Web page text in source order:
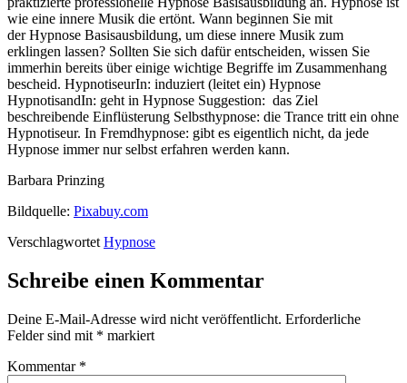
wie eine innere Musik die ertönt. Wann beginnen Sie mit
der Hypnose Basisausbildung, um diese innere Musik zum
erklingen lassen? Sollten Sie sich dafür entscheiden, wissen Sie
immerhin bereits über einige wichtige Begriffe im Zusammenhang
bescheid. HypnotiseurIn: induziert (leitet ein) Hypnose
HypnotisandIn: geht in Hypnose Suggestion: das Ziel
beschreibende Einflüsterung Selbsthypnose: die Trance tritt ein ohne
Hypnotiseur. In Fremdhypnose: gibt es eigentlich nicht, da jede
Hypnose immer nur selbst erfahren werden kann.
Barbara Prinzing
Bildquelle: Pixabuy.com
VerschlagwortetHypnose
Schreibe einen Kommentar
Deine E-Mail-Adresse wird nicht veröffentlicht. Erforderliche
Felder sind mit * markiert
Kommentar *